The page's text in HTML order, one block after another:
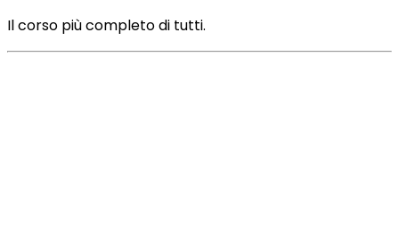
Il corso più completo di tutti.